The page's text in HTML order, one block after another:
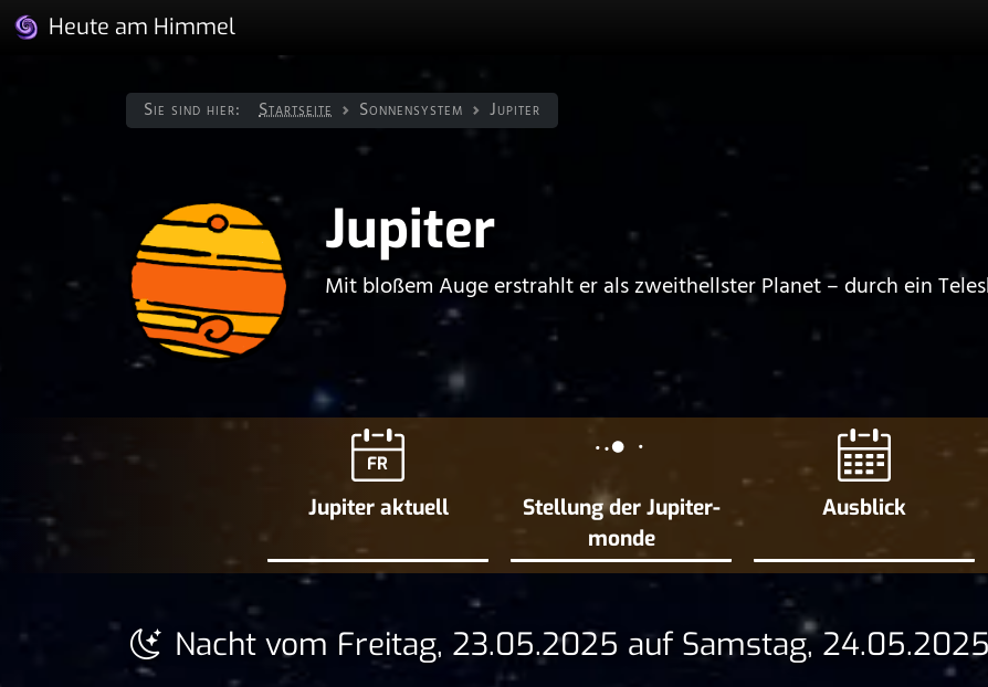
Heute am Himmel
Sie sind hier: Startseite Sonnen­system Jupiter
Jupiter
Mit bloßem Auge erstrahlt er als zweithellster Planet – durch ein
FR
Jupiter aktuell
Stellung der Jupiter­
monde
Ausblick
Nacht vom Freitag, 23.05.2025 auf Samstag,